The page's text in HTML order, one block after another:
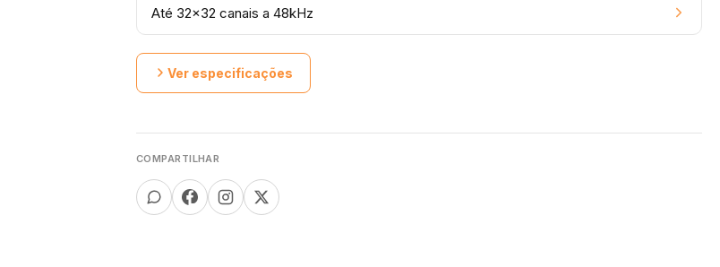
Até 32x32 canais a 48kHz
Ver especificações
COMPARTILHAR